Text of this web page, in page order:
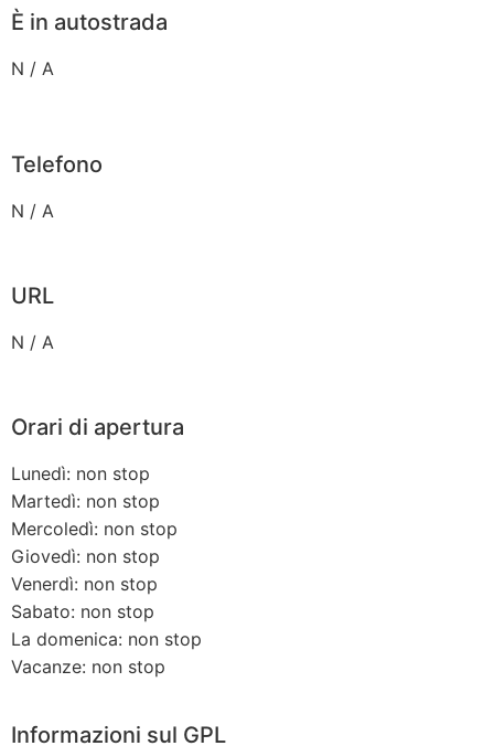
È in autostrada
N / A
Telefono
N / A
URL
N / A
Orari di apertura
Lunedì: non stop
Martedì: non stop
Mercoledì: non stop
Giovedì: non stop
Venerdì: non stop
Sabato: non stop
La domenica: non stop
Vacanze: non stop
Informazioni sul GPL